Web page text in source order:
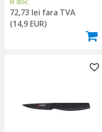
În stoc
72,73 lei fara TVA
(14,9 EUR)